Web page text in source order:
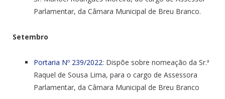
Parlamentar, da Câmara Municipal de Breu Branco.
Setembro
Portaria Nº 239/2022: Dispõe sobre nomeação da Sr.ª
Raquel de Sousa Lima, para o cargo de Assessora
Parlamentar, da Câmara Municipal de Breu Branco